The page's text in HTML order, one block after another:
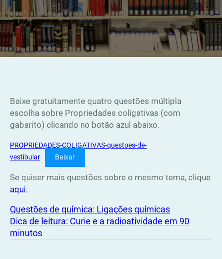
Baixe gratuitamente quatro questões múltipla
escolha sobre Propriedades coligativas (com
gabarito) clicando no botão azul abaixo.
PROPRIEDADES-COLIGATIVAS-questoes-de-
vestibular
Baixar
Se quiser mais questões sobre o mesmo tema, clique
aqui.
Questões de química: Ligações químicas
Dica de leitura: Curie e a radioatividade em 90
minutos